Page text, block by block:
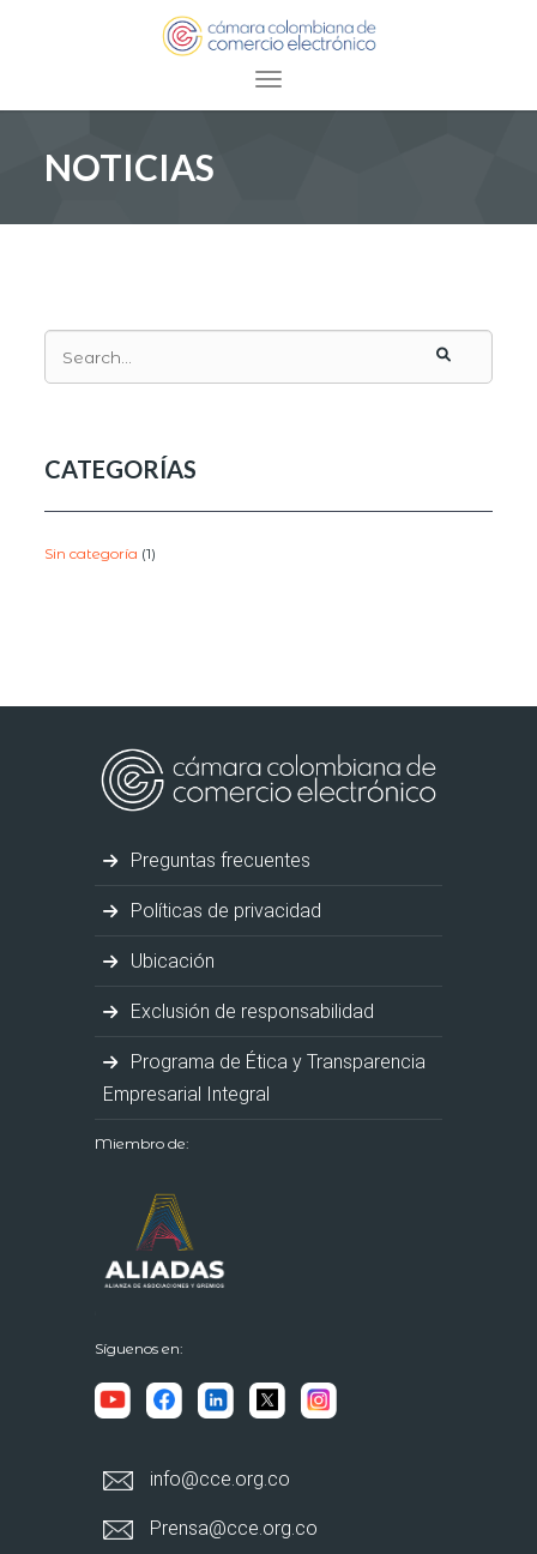
Toggle navigation
NOTICIAS
CATEGORÍAS
Sin categoría (1)
Preguntas frecuentes
Políticas de privacidad
Ubicación
Exclusión de responsabilidad
Programa de Ética y Transparencia
Empresarial Integral
Miembro de:
Síguenos en:
info@cce.org.co
Prensa@cce.org.co